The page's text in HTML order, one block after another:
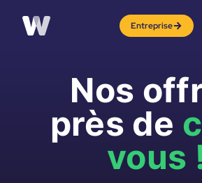
Entreprise
Nos
près de
vous